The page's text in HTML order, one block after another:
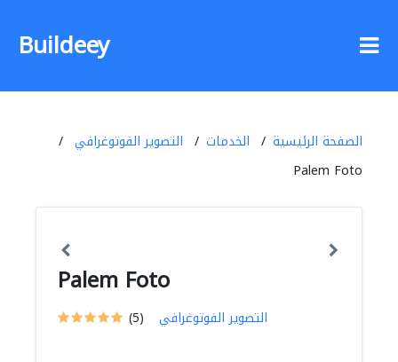
Buildeey
الصفحة الرئيسية الخدمات
التصوير الفوتوغرافي
Palem Foto
Palem Foto
(5) التصوير الفوتوغرافي